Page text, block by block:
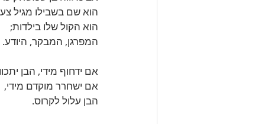
הוא שם בשבילו מגיל
הוא הקול שלו בילדות;
המפרגן, המבקר, היודע.
אם ידחוף מידי, הבן
אם ישחרר מוקדם מידי,
הבן עלול לקרוס.